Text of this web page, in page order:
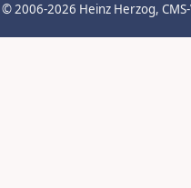
© 2006-2026 Heinz Herzog,